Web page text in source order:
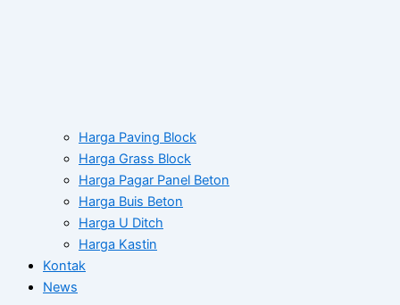
Harga Paving Block
Harga Grass Block
Harga Pagar Panel Beton
Harga Buis Beton
Harga U Ditch
Harga Kastin
Kontak
News